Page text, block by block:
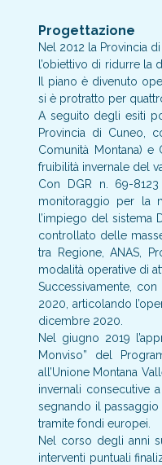
Progettazione
Nel 2012 la Provincia
l’obiettivo di ridurre la
Il piano è divenuto
si è protratto per
A seguito degli esiti
Provincia di Cuneo,
Comunità Montana)
fruibilità invernale del
Con DGR n. 69-
monitoraggio per la
l’impiego del sistema
controllato delle
tra Regione, ANAS,
modalità operative di
Successivamente,
2020, articolando
dicembre 2020.
Nel giugno 2019
Monviso” del
all’Unione Montana
invernali consecutive
segnando il passaggio
tramite fondi europei.
Nel corso degli anni
interventi puntuali